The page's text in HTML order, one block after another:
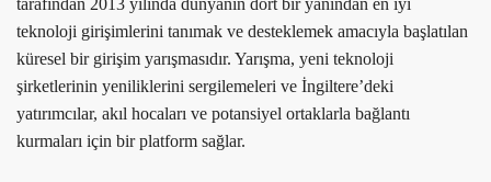
tarafından 2013 yılında dünyanın dört bir yanından en iyi
teknoloji girişimlerini tanımak ve desteklemek amacıyla başlatılan
küresel bir girişim yarışmasıdır. Yarışma, yeni teknoloji
şirketlerinin yeniliklerini sergilemeleri ve İngiltere’deki
yatırımcılar, akıl hocaları ve potansiyel ortaklarla bağlantı
kurmaları için bir platform sağlar.